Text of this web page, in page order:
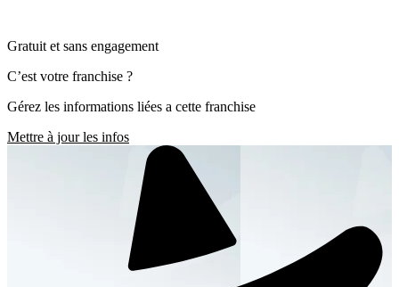
Gratuit et sans engagement
C’est votre franchise ?
Gérez les informations liées a cette franchise
Mettre à jour les infos